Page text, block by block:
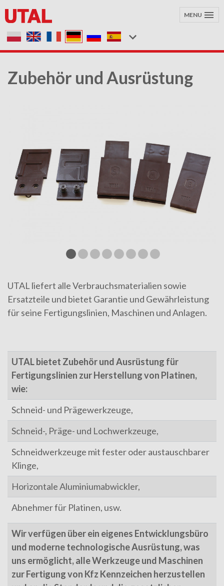
MENU
Zubehör und Ausrüstung
UTAL liefert alle Verbrauchsmaterialien sowie
Ersatzteile und bietet Garantie und Gewährleistung
für seine Fertigungslinien, Maschinen und Anlagen.
UTAL bietet Zubehör und Ausrüstung für
Fertigungslinien zur Herstellung von Platinen,
wie:
Schneid- und Prägewerkzeuge,
Schneid-, Präge- und Lochwerkzeuge,
Schneidwerkzeuge mit fester oder austauschbarer
Klinge,
Horizontale Aluminiumabwickler,
Abnehmer für Platinen, usw.
Wir verfügen über ein eigenes Entwicklungsbüro
und moderne technologische Ausrüstung, was
uns ermöglicht, alle Werkzeuge und Maschinen
zur Fertigung von Kfz Kennzeichen herzustellen